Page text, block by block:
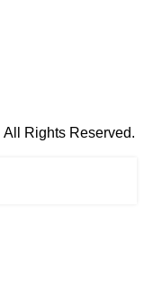
Rights Reserved.